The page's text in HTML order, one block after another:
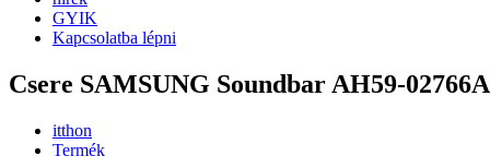
GYIK
Kapcsolatba lépni
Csere SAMSUNG Soundbar AH59-
itthon
Termék